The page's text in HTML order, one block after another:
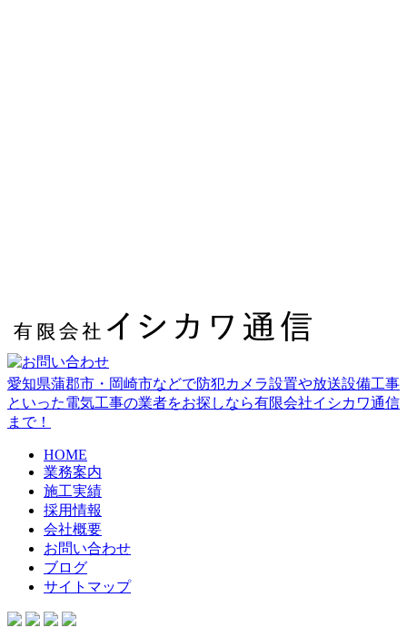
愛知県蒲郡市・岡崎市などで防犯カメラ設置や放送設備工事
といった電気工事の業者をお探しなら有限会社イシカワ通信
まで！
HOME
業務案内
施工実績
採用情報
会社概要
お問い合わせ
ブログ
サイトマップ